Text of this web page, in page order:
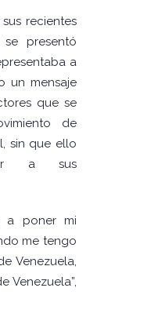
recientes
presentó
a
un mensaje
que se
de
sin que ello
a sus
a poner mi
me tengo
Venezuela,
Venezuela”,